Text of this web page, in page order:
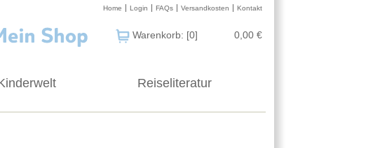
Kontakt
Versandkosten
FAQs
Login
Home
Warenkorb: [0] 0,00 €
Reiseliteratur